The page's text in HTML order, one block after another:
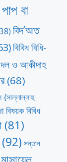
পাপ বা
বিদ’আত
বিবিধ বিধি-
ও আকীদাহ
(68)
{সাল্লাল্লাহু
বিষয়ক বিবিধ
(81)
(92) সন্তান